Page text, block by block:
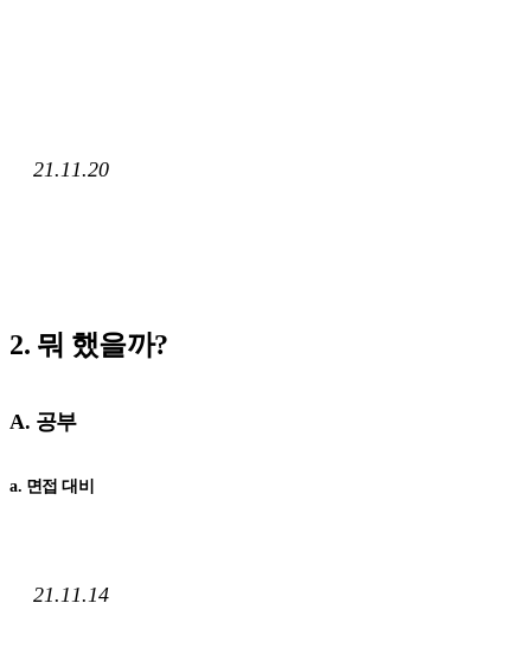
21.11.20
2. 뭐 했을까?
A. 공부
a. 면접 대비
21.11.14